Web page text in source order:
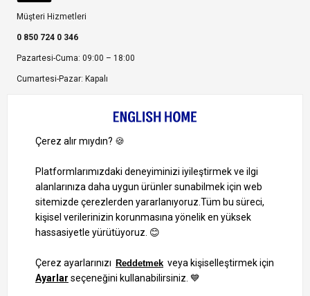
Müşteri Hizmetleri
0 850 724 0 346
Pazartesi-Cuma: 09:00 – 18:00
Cumartesi-Pazar: Kapalı
Ayrıcalıklardan yararlanmak için uygulamamızı indirin.
1000 TL ve Üzeri Alışverişlerinizde Kargo Bedava!